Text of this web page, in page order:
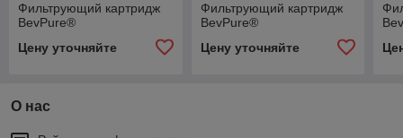
Фильтрующий картридж
BevPure®
Цену уточняйте
Фильтрующий картридж
BevPure®
Цену уточняйте
О нас